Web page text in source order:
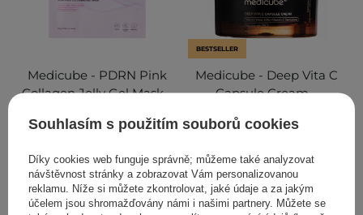
Medicube - PDRN Pink
Collagen Jelly Gel Mask -
maska na obličej - 1ks/28g
82
96,00 Kč
BESTSELLER
Medicube - Deep Vita C
Capsule Cream -
krém na obličej - 55 g
52
512,00 Kč
Souhlasím s použitím souborů cookies
Díky cookies web funguje správně; můžeme také analyzovat
návštěvnost stránky a zobrazovat Vám personalizovanou
reklamu. Níže si můžete zkontrolovat, jaké údaje a za jakým
účelem jsou shromažďovány námi i našimi partnery. Můžete se